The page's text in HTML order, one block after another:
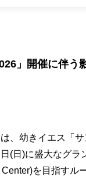
」開催に伴う
、幼きイエス「
(日)に盛大なグラ
を目指すル